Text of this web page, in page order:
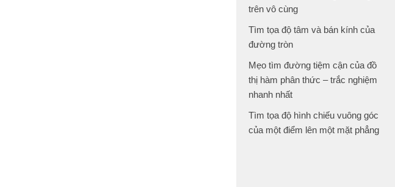
trên vô cùng
Tìm tọa độ tâm và bán kính của
đường tròn
Mẹo tìm đường tiệm cận của đồ
thị hàm phân thức – trắc nghiệm
nhanh nhất
Tìm tọa độ hình chiếu vuông góc
của một điểm lên một mặt phẳng